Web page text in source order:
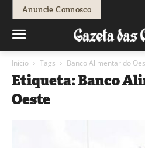
Anuncie Connosco
Início Tags Banco Alimentar do
Etiqueta: Banco
Oeste